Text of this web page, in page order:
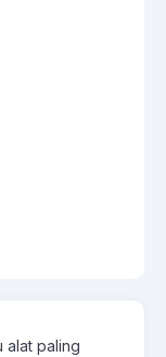
alat paling